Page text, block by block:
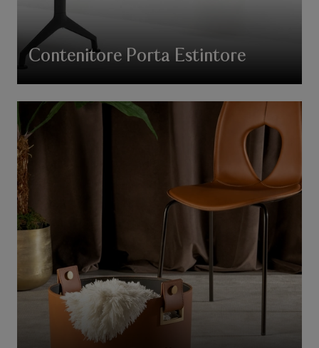
Contenitore Porta Estintore